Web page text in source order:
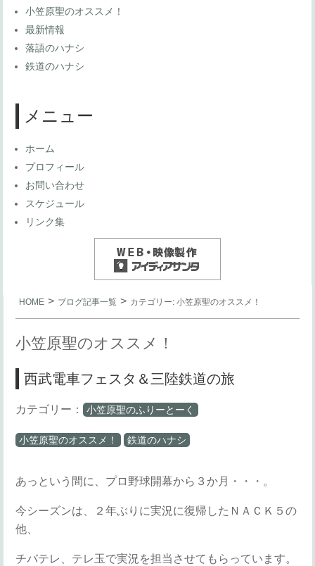
小笠原聖のオススメ！
最新情報
落語のハナシ
鉄道のハナシ
メニュー
ホーム
プロフィール
お問い合わせ
スケジュール
リンク集
HOME > ブログ記事一覧 > カテゴリー:小笠原聖のオススメ！
小笠原聖のオススメ！
西武電車フェスタ＆三陸鉄道の旅
カテゴリー： 小笠原聖のふりーとーく
小笠原聖のオススメ！ 鉄道のハナシ
あっという間に、プロ野球開幕から３か月・・・。
今シーズンは、２年ぶりに実況に復帰したＮＡＣＫ５の
他、
チバテレ、テレ玉で実況を担当させてもらっています。